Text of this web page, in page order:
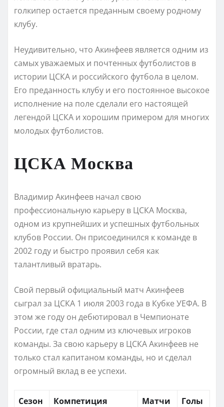
голкипер остается преданным своему родному
клубу.
Неудивительно, что Акинфеев является одним из
самых уважаемых и почтенных футболистов в
истории ЦСКА и российского футбола в целом.
Его преданность клубу и его постоянное высокое
исполнение на поле сделали его настоящей
легендой ЦСКА и хорошим примером для многих
молодых футболистов.
ЦСКА Москва
Владимир Акинфеев начал свою
профессиональную карьеру в ЦСКА Москва,
одном из крупнейших и успешных футбольных
клубов России. Он присоединился к команде в
2002 году и быстро проявил себя как
талантливый вратарь.
Свой первый официальный матч Акинфеев
сыграл за ЦСКА 1 июля 2003 года в Кубке УЕФА. В
этом же году он дебютировал в Чемпионате
России, где стал одним из ключевых игроков
команды. За свою карьеру в ЦСКА Акинфеев не
только стал капитаном команды, но и сделал
огромный вклад в ее успехи.
Сезон Компетиция Матчи
Голы